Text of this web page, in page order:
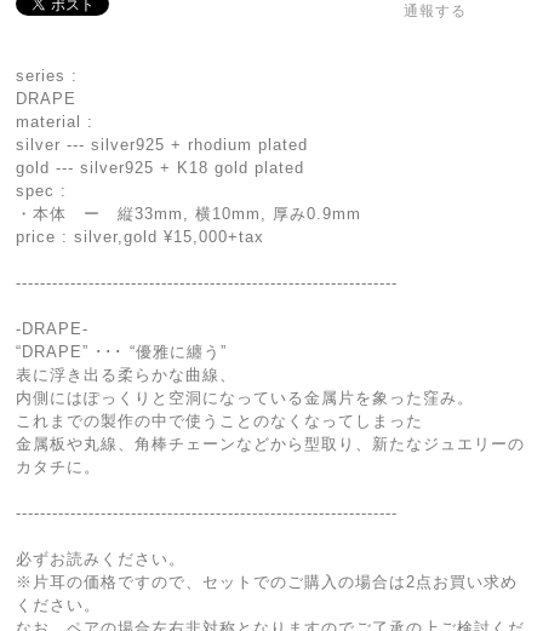
通報する
series :
DRAPE
material :
silver --- silver925 + rhodium plated
gold --- silver925 + K18 gold plated
spec :
・本体 ー 縦33mm, 横10mm, 厚み0.9mm
price : silver,gold ¥15,000+tax
---------------------------------------------------------------
-DRAPE-
“DRAPE” ･･･ “優雅に纏う”
表に浮き出る柔らかな曲線、
内側にはぽっくりと空洞になっている金属片を象った窪み。
これまでの製作の中で使うことのなくなってしまった
金属板や丸線、角棒チェーンなどから型取り、新たなジュエリーの
カタチに。
---------------------------------------------------------------
必ずお読みください。
※片耳の価格ですので、セットでのご購入の場合は2点お買い求め
ください。